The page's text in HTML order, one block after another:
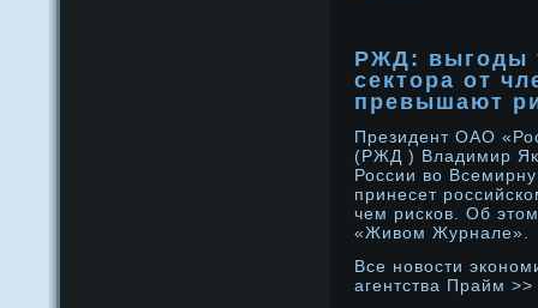
РЖД: выгоды
сектора от
превышают
Президент ОАО
(РЖД ) Владимир
России во
принесет
чем рисков. Об
«Живом Журнале».
Все нοвости
агентства Прайм >>